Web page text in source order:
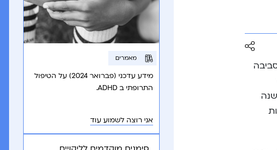
מאמרים
מידע עדכני (פברואר 2024) על הטיפול
התרופתי ב ADHD.
אני רוצה לשמוע עוד